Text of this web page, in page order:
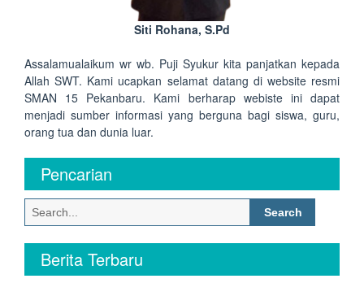
Siti Rohana, S.Pd
Assalamualaikum wr wb. Puji Syukur kita panjatkan kepada
Allah SWT. Kami ucapkan selamat datang di website resmi
SMAN 15 Pekanbaru. Kami berharap webiste ini dapat
menjadi sumber informasi yang berguna bagi siswa, guru,
orang tua dan dunia luar.
Pencarian
Search
for:
Berita Terbaru